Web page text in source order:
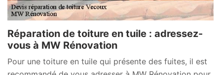
Réparation de toiture en tuile : adressez-
vous à MW Rénovation
Pour une toiture en tuile qui présente des fuites, il est